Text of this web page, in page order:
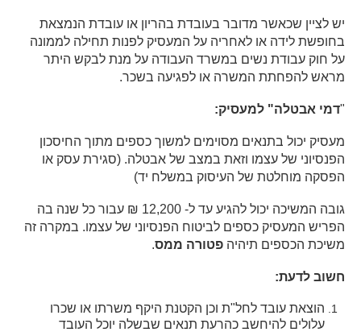
יש לציין שכאשר מדובר בעובדת בהריון או עובדת הנמצאת
בחופשת לידה או לאחריה על המעסיק לפנות תחילה לממונה
על חוק עבודת נשים במשרד העבודה על מנת לבקש היתר
מראש להפחתת המשרה או לפגיעה בשכר.
"דמי אבטלה" למעסיק:
מעסיק יכול בתנאים מסוימים למשוך כספים מתוך החיסכון
הפנסיוני של עצמו וזאת במצב של אבטלה. (סגירת עסק או
הפסקה מוחלטת של העיסוק במשלח יד)
גובה המשיכה יכול להגיע עד ל- 12,200 ₪ עבור כל שנה בה
הפריש המעסיק כספים לביטוח הפנסיוני של עצמו. במקרה זה
משיכת הכספים תיהיה פטורה ממס.
חשוב לדעת:
הוצאת עובד לחל"ת וכן הקטנת היקף משרתו או שכרו
עלולים להיחשב כהרעת תנאים שבשלה יוכל העובד